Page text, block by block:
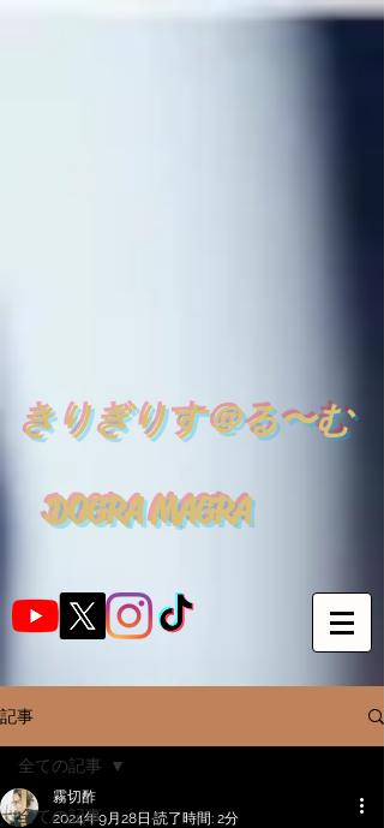
きりぎりす＠る〜む
DOGRA MAGRA
記事
全ての記事
全ての記事
霧切酢
2024年9月28日 読了時間: 2分